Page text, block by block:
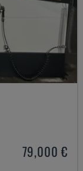
79,000 €